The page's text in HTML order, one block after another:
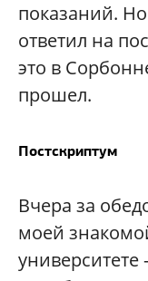
показаний.
ответил на
это в
прошел.
Постскриптум
Вчера за
моей